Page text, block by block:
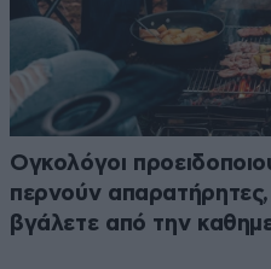
Ογκολόγοι
περνούν απαρατήρητες,
βγάλετε από την